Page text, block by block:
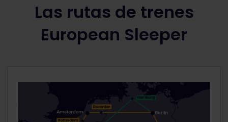
Las rutas de trenes
European Sleeper